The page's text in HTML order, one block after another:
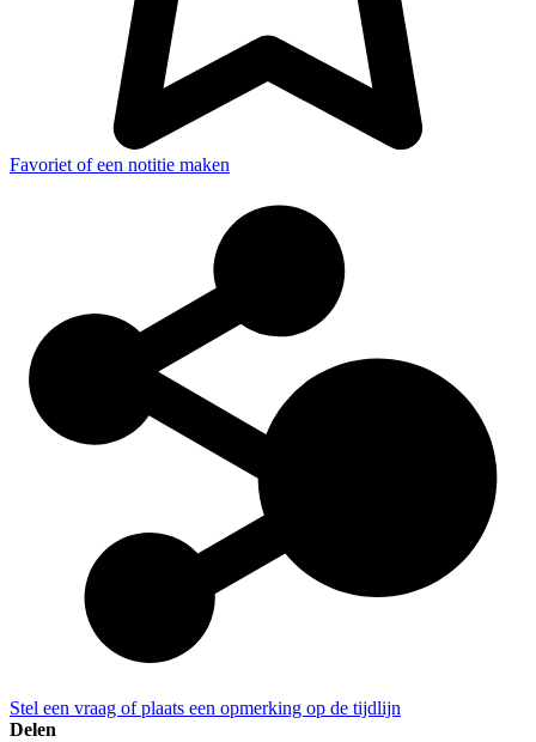
Favoriet of een notitie maken
Stel een vraag of plaats een opmerking op de tijdlijn
Delen